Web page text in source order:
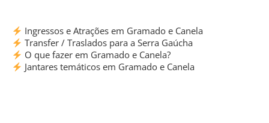
Ingressos e Atrações em Gramado e Canela
Transfer / Traslados para a Serra Gaúcha
O que fazer em Gramado e Canela?
Jantares temáticos em Gramado e Canela